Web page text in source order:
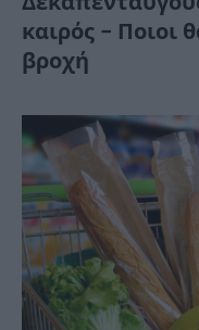
καιρός – Ποιοι
βροχή